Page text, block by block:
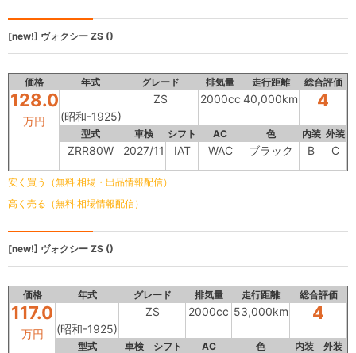
[new!] ヴォクシー ZS ()
価格 年式 グレード 排気量 走行距離 総合評価
128.0
万円 (昭和-1925)
ZS 2000cc 40,000km 4
型式 車検 シフト AC 色 内装 外装
ZRR80W 2027/11 IAT WAC ブラック B C
安く買う（無料 相場・出品情報配信）
高く売る（無料 相場情報配信）
[new!] ヴォクシー ZS ()
価格 年式 グレード 排気量 走行距離 総合評価
117.0
万円 (昭和-1925)
ZS 2000cc 53,000km 4
型式 車検 シフト AC 色 内装 外装